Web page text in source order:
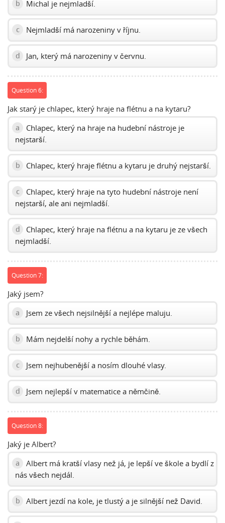
b Michal je nejmladší.
c Nejmladší má narozeniny v říjnu.
d Jan, který má narozeniny v červnu.
Question 6:
Jak starý je chlapec, který hraje na flétnu a na kytaru?
a
Chlapec, který na hraje na hudební nástroje je
nejstarší.
b Chlapec, který hraje flétnu a kytaru je druhý nejstarší.
c
Chlapec, který hraje na tyto hudební nástroje není
nejstarší, ale ani nejmladší.
d
Chlapec, který hraje na flétnu a na kytaru je ze všech
nejmladší.
Question 7:
Jaký jsem?
a Jsem ze všech nejsilnější a nejlépe maluju.
b Mám nejdelší nohy a rychle běhám.
c Jsem nejhubenější a nosím dlouhé vlasy.
d Jsem nejlepší v matematice a němčině.
Question 8:
Jaký je Albert?
a
Albert má kratší vlasy než já, je lepší ve škole a bydlí z
nás všech nejdál.
b Albert jezdí na kole, je tlustý a je silnější než David.